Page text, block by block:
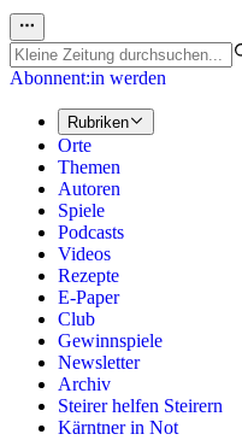
Abonnent:in werden
Rubriken
Orte
Themen
Autoren
Spiele
Podcasts
Videos
Rezepte
E-Paper
Club
Gewinnspiele
Newsletter
Archiv
Steirer helfen Steirern
Kärntner in Not